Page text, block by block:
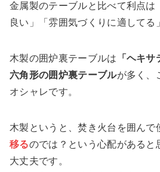
金属製のテーブルと比べて利点は
良い 」「雰囲気づくりに適してる
木製の囲炉裏テーブルは 「ヘキ
六角形の囲炉裏テーブルが多く、
オシャレです。
木製というと、焚き火台を囲んで
移るのでは？という心配があると
大丈夫です。